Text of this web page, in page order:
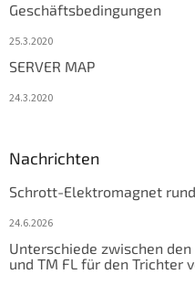
Geschäftsbedingungen
25.3.2020
SERVER MAP
24.3.2020
Nachrichten
Schrott-Elektromagnet
24.6.2026
Unterschiede zwischen
und TM FL für den Trichter